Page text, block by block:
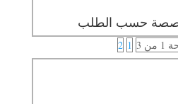
حسب الطلب
3
1
2